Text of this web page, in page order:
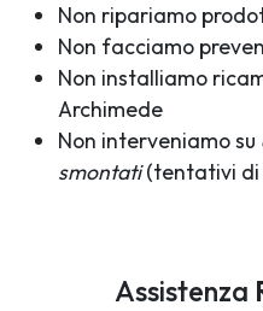
Non ripariamo
Non facciamo
Non installiamo
Archimede
Non interveniamo su
smontati(tentativi di
Assistenza